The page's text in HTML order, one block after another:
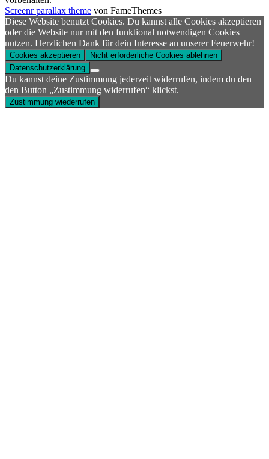
Screenr parallax theme von FameThemes
Diese Website benutzt Cookies. Du kannst alle Cookies akzeptieren
oder die Website nur mit den funktional notwendigen Cookies
nutzen. Herzlichen Dank für dein Interesse an unserer Feuerwehr!
Cookies akzeptieren
Nicht erforderliche Cookies ablehnen
Datenschutzerklärung
Du kannst deine Zustimmung jederzeit widerrufen, indem du den
den Button „Zustimmung widerrufen“ klickst.
Zustimmung wiederrufen